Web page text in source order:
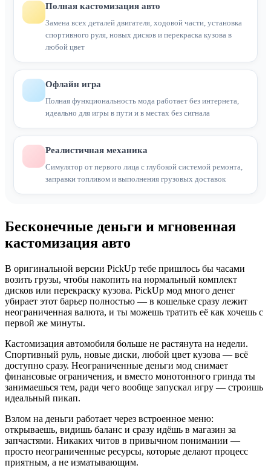
Полная кастомизация авто
Замена всех деталей двигателя, ходовой части, установка
спортивного руля, новых дисков и перекраска кузова в
любой цвет
Офлайн игра
Полная функциональность мода работает без интернета,
идеально для игры в пути и в местах без сигнала
Реалистичная механика
Симулятор от первого лица с глубокой системой ремонта,
заправки топливом и выполнения грузовых доставок
Бесконечные деньги и мгновенная
кастомизация авто
В оригинальной версии PickUp тебе пришлось бы часами
возить грузы, чтобы накопить на нормальный комплект
дисков или перекраску кузова. PickUp мод много денег
убирает этот барьер полностью — в кошельке сразу лежит
неограниченная валюта, и ты можешь тратить её как хочешь с
первой же минуты.
Кастомизация автомобиля больше не растянута на недели.
Спортивный руль, новые диски, любой цвет кузова — всё
доступно сразу. Неограниченные деньги мод снимает
финансовые ограничения, и вместо монотонного гринда ты
занимаешься тем, ради чего вообще запускал игру — строишь
идеальный пикап.
Взлом на деньги работает через встроенное меню:
открываешь, видишь баланс и сразу идёшь в магазин за
запчастями. Никаких читов в привычном понимании —
просто неограниченные ресурсы, которые делают процесс
приятным, а не изматывающим.